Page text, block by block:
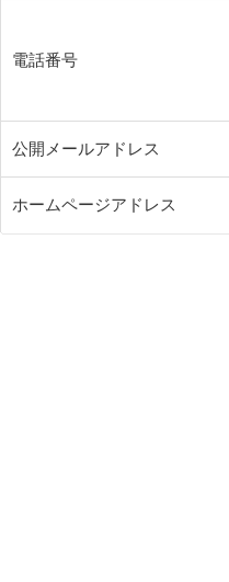
電話番号
公開メールアドレス
ホームページアドレス